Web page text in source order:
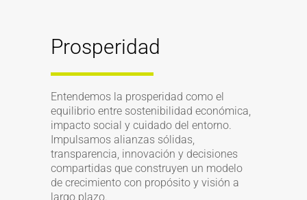
Prosperidad
Entendemos la prosperidad como el
equilibrio entre sostenibilidad económica,
impacto social y cuidado del entorno.
Impulsamos alianzas sólidas,
transparencia, innovación y decisiones
compartidas que construyen un modelo
de crecimiento con propósito y visión a
largo plazo.